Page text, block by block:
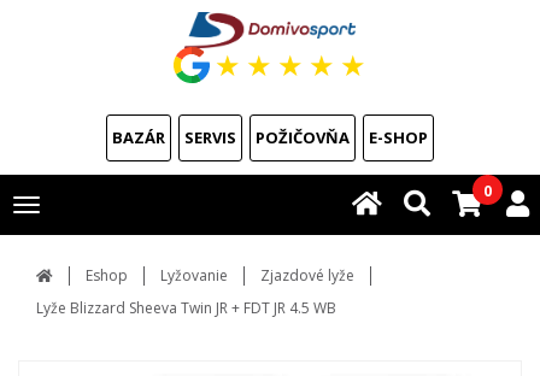
★ ★ ★ ★ ★
BAZÁR SERVIS POŽIČOVŇA E-SHOP
Toggle
navigation
0
Eshop Lyžovanie
Zjazdové lyže
Lyže Blizzard Sheeva Twin JR + FDT JR 4.5 WB